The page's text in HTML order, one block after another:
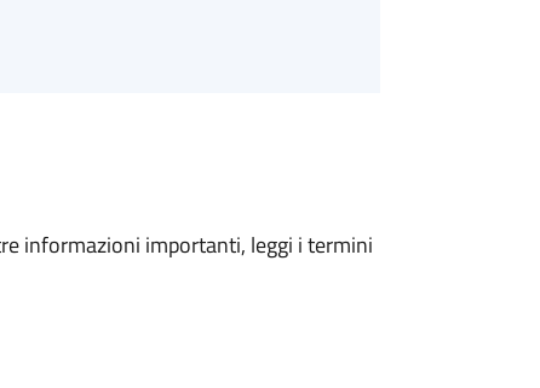
informazioni importanti, leggi i termini